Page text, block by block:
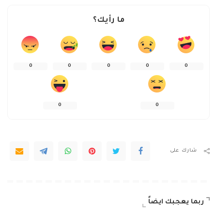
ما رأيك؟
0
0
0
0
0
0
0
شارك على
ربما يعجبك ايضاً